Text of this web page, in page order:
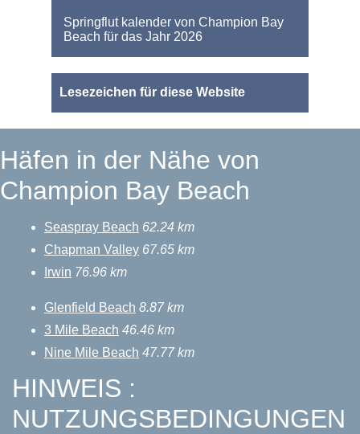
Springflut kalender von Champion Bay
Beach für das Jahr 2026
Lesezeichen für diese Website
Häfen in der Nähe von
Champion Bay Beach
Seaspray Beach 62.24 km
Chapman Valley 67.65 km
Irwin 76.96 km
Glenfield Beach 8.87 km
3 Mile Beach 46.46 km
Nine Mile Beach 47.77 km
HINWEIS :
NUTZUNGSBEDINGUNGEN